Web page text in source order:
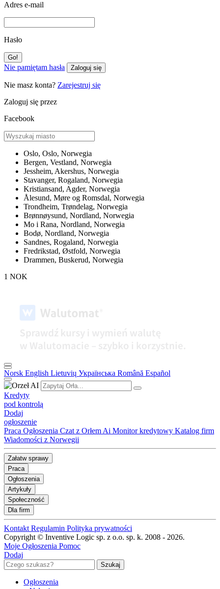
Adres e-mail
Hasło
Nie pamiętam hasła Zaloguj się
Nie masz konta? Zarejestruj się
Zaloguj się przez
Facebook
Oslo, Oslo, Norwegia
Bergen, Vestland, Norwegia
Jessheim, Akershus, Norwegia
Stavanger, Rogaland, Norwegia
Kristiansand, Agder, Norwegia
Ålesund, Møre og Romsdal, Norwegia
Trondheim, Trøndelag, Norwegia
Brønnøysund, Nordland, Norwegia
Mo i Rana, Nordland, Norwegia
Bodø, Nordland, Norwegia
Sandnes, Rogaland, Norwegia
Fredrikstad, Østfold, Norwegia
Drammen, Buskerud, Norwegia
1 NOK
Norsk English Lietuvių Українська Română Español
Kredyty
pod kontrolą
Dodaj
ogłoszenie
Praca Ogłoszenia Czat z Orłem Ai Monitor kredytowy Katalog firm
Wiadomości z Norwegii
Załatw sprawy
Praca
Ogłoszenia
Artykuły
Społeczność
Dla firm
Kontakt Regulamin Polityka prywatności
Copyright © Inventive Logic sp. z o.o. sp. k. 2008 - 2026.
Moje Ogłoszenia Pomoc
Dodaj
Ogłoszenia